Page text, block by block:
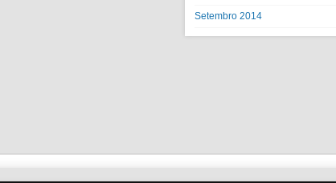
Setembro 2014